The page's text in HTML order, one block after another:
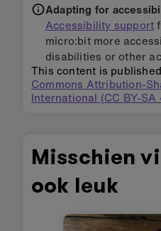
Adapting for
Accessibility support
micro:bit more
disabilities or other
This content is
Commons Attribution-
International (CC BY-SA
Misschien
ook leuk